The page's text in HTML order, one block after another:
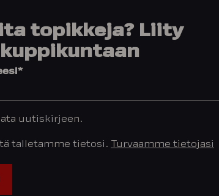
topikkeja? Liity
*
uutiskirjeen.
talletamme tietosi. Turvaamme tietojasi